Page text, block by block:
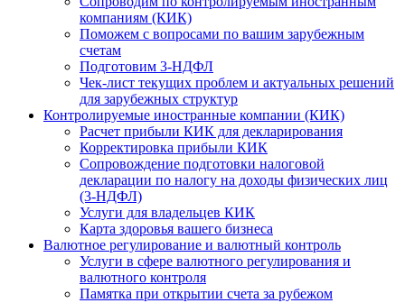
компаниям (КИК)
Поможем с вопросами по вашим зарубежным
счетам
Подготовим 3-НДФЛ
Чек-лист текущих проблем и актуальных решений
для зарубежных структур
Контролируемые иностранные компании (КИК)
Расчет прибыли КИК для декларирования
Корректировка прибыли КИК
Сопровождение подготовки налоговой
декларации по налогу на доходы физических лиц
(3-НДФЛ)
Услуги для владельцев КИК
Карта здоровья вашего бизнеса
Валютное регулирование и валютный контроль
Услуги в сфере валютного регулирования и
валютного контроля
Памятка при открытии счета за рубежом